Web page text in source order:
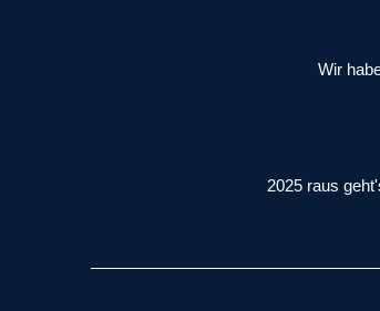
Wir
2025 raus